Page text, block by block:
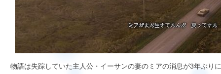
物語は失踪していた主人公・イーサンの妻のミアの消息が3年ぶり